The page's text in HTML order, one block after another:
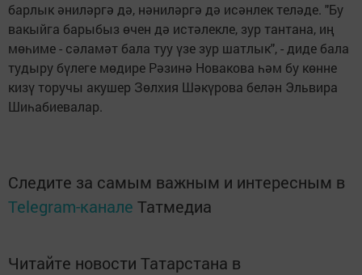
барлык әниләргә дә, нәниләргә дә исәнлек теләде. "Бу
вакыйга барыбыз өчен дә истәлекле, зур тантана, иң
мөһиме - сәламәт бала туу үзе зур шатлык", - диде бала
тудыру бүлеге мөдире Рәзинә Новакова һәм бу көнне
кизү торучы акушер Зөлхия Шәкүрова белән Эльвира
Шиһабиевалар.
Следите за самым важным и интересным в
Telegram-канале Татмедиа
Читайте новости Татарстана в